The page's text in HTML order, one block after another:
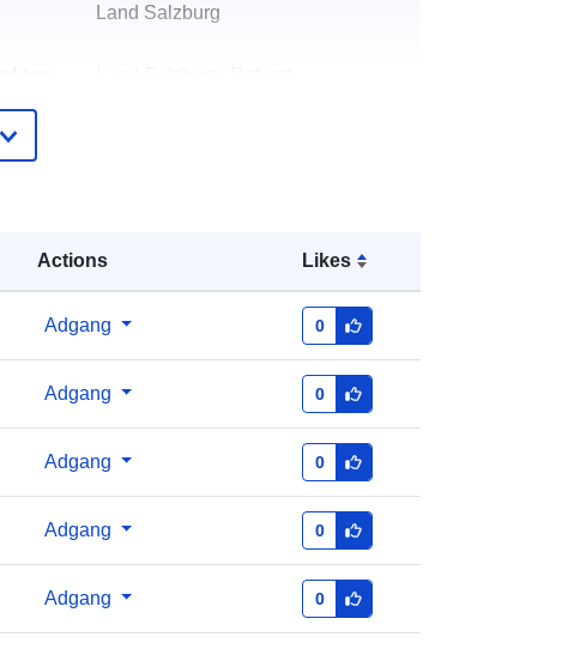
Actions Likes
Adgang 0
Adgang 0
Adgang 0
Adgang 0
Adgang 0
Land Salzburg
Opdateret på data.europa.eu: 29
July 2026
http://data.europa.eu/88u/dataset/29f
1ea96-11dc-4557-b4c2-
c1c519fcb553